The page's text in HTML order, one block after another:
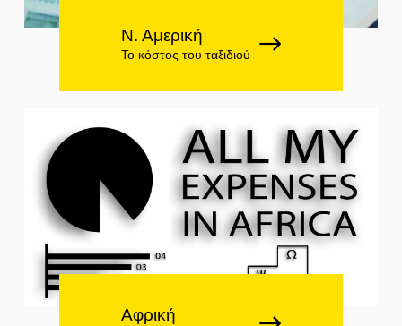
Ν. Αμερική
Το κόστος του ταξιδιού
Αφρική